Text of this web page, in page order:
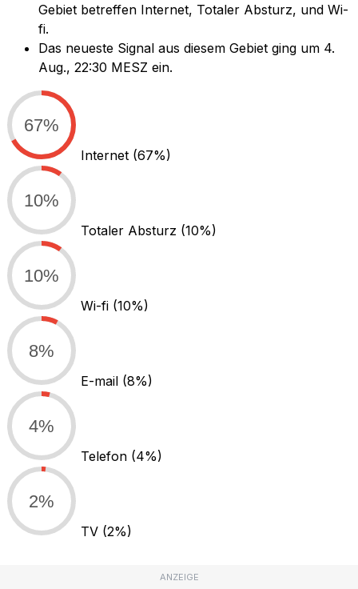
Gebiet betreffen Internet, Totaler Absturz, und Wi-
fi.
Das neueste Signal aus diesem Gebiet ging um 4.
Aug., 22:30 MESZ ein.
67%
Internet (67%)
10%
Totaler Absturz (10%)
10%
Wi-fi (10%)
8%
E-mail (8%)
4%
Telefon (4%)
2%
TV (2%)
ANZEIGE